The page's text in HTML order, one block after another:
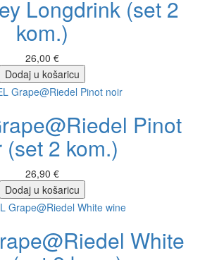
Longdrink (set 2
kom.)
26,00 €
Dodaj u košaricu
Pinot
(set 2 kom.)
26,90 €
Dodaj u košaricu
White